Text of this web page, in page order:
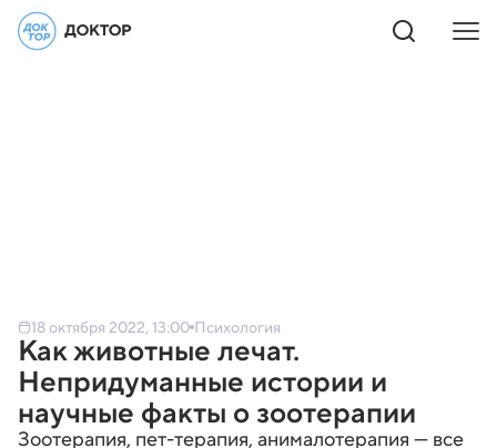
18 октября 2022, 13:00 Психология
Как животные лечат.
Непридуманные истории и
научные факты о зоотерапии
Зоотерапия, пет-терапия, анималотерапия — все